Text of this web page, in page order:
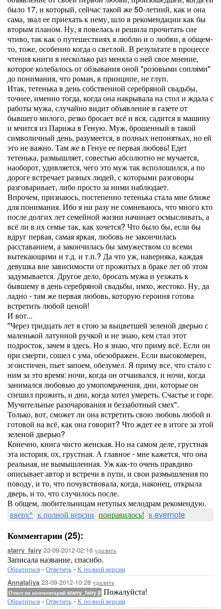
было 17, и который, сейчас такой же 50-летний, как и она
сама, звал ее приехать к нему, шло в рекомендации как бы
вторым планом. Ну, я повелась и решила прочитать сие
чтиво, так как о путешествиях я люблю и о любви, в общем-
то, тоже, особенно когда о светлой. В результате в процессе
чтения книги я несколько раз меняла о ней свое мнение,
которое колебалось от обзывания оной "розовыми соплями"
до понимания, что роман, в принципе, не глуп.
Итак, тетенька в день собственной серебряной свадьбы,
точнее, именно тогда, когда она накрывала на стол и ждала с
работы мужа, случайно видит объявление в газете от
бывшего милого, резко бросает всё и вся, садится в машину
и мчится из Парижа в Геную. Муж, брошенный в такой
символичный день, разумеется, в полных непонятках, но ей
это не важно. Там же в Генуе ее первая любовь! Едет
тетенька, размышляет, совестью абсолютно не мучается,
наоборот, удивляется, чего это муж так всполошился, а по
дороге встречает разных людей, с которыми разговоры
разговаривает, либо просто за ними наблюдает.
Впрочем, признаюсь, постепенно тетенька стала мне ближе
для понимания. Ибо я ни разу не сомневаюсь, что много кто
после долгих лет семейной жизни начинает осмысливать, а
всё ли в их семье так, как хочется? Что было бы, если бы
вдруг первая, самая яркая, любовь не закончилась
расставанием, а закончилась бы замужеством со всеми
вытекающими и т.д. и т.п.? Да что уж, наверняка, каждая
девушка вне зависимости от прожитых в браке лет об этом
задумывается. Другое дело, бросать мужа и уезжать к
бывшему в день серебряной свадьбы, имхо, жестоко. Ну, да
ладно - там же первая любовь, которую героиня готова
встретить любой ценой!
И вот...
"Через тридцать лет я стою за выцветшей зеленой дверью с
маленькой латунной ручкой и не знаю, кем стал этот
подросток, зачем я здесь. Но я знаю, что приму всё. Если он
при смерти, сошел с ума, обезображен. Если высокомерен,
эгоистичен, пьет запоем, обезумел. Я приму все, что стало с
ним за это время: ночи, когда он отчаивался, и ночи, когда
занимался любовью до умопомрачения, дни, которые он
спешил прожить, и дни, когда хотел умереть. Счастье и горе.
Мучительные разочарования и беззаботный смех".
Только, вот, сможет ли она встретить свою любовь любой и
готовой на всё, как она говорит? Что ждет ее в итоге за этой
зеленой дверью?
Конечно, книга чисто женская. Но на самом деле, грустная
эта история, ох, грустная. А главное - мне кажется, что она
реальная, не вымышленная. Уж как-то очень правдиво
описывает автор и встречи в пути, и свои размышления по
поводу, и то, что почувствовала, когда, наконец, открыла
дверь, и то, что случилось после.
В общем, любительницам нетупых мелодрам рекомендую.
вверх^ к полной версии понравилось! в evernote
Комментарии (25):
starry_fairy 23-09-2012-02:16 удалить
Записала название, спасибо.
Обратиться - Ответить - К полной версии
Annataliya 23-09-2012-10:28 удалить
Ответ на комментарий starry_fairy # Пожалуйста!
Обратиться - Ответить - К полной версии